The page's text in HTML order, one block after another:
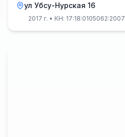
ул Убсу-Нурская 16
2017 г. • КН: 17:18:0105062:2007